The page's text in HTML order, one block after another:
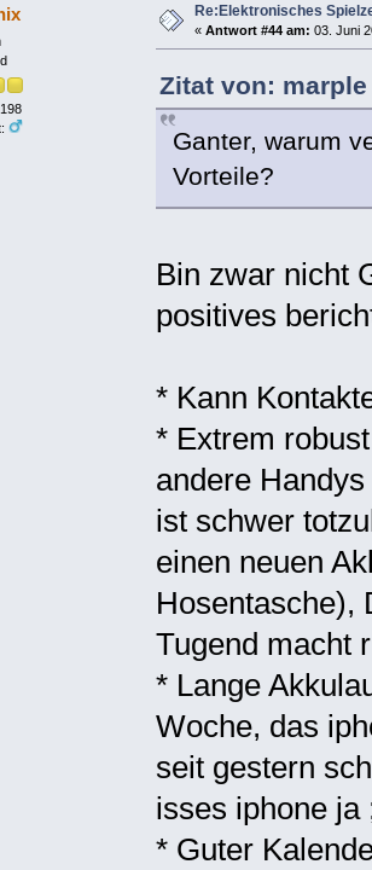
Re:Elektronisches
« Antwort #44 am: 03. Juni
Zitat von: marple
Ganter, warum
Vorteile?
Bin zwar nicht
positives
* Kann
* Extrem
andere
ist schwer
einen neuen
Hosentasche),
Tugend macht
* Lange
Woche, das
seit gestern
isses iphone ja
* Guter